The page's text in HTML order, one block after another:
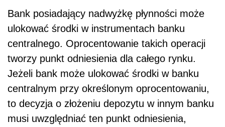
Bank posiadający nadwyżkę płynności może
ulokować środki w instrumentach banku
centralnego. Oprocentowanie takich operacji
tworzy punkt odniesienia dla całego rynku.
Jeżeli bank może ulokować środki w banku
centralnym przy określonym oprocentowaniu,
to decyzja o złożeniu depozytu w innym banku
musi uwzględniać ten punkt odniesienia,